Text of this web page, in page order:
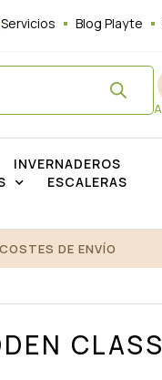
Servicios Blog Playte
INVERNADEROS
ESCALERAS
DE ENVÍO
CLASS